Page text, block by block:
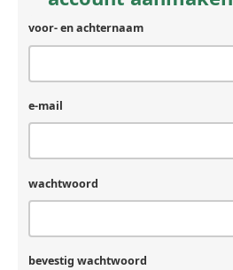
voor- en achternaam
e-mail
wachtwoord
bevestig wachtwoord